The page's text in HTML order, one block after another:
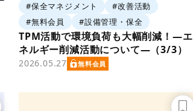
#保全マネジメント
#改善活動
#無料会員
#設備管理・保全
TPM活動で環境負荷も大幅削減！―エ
ネルギー削減活動について―（3/3）
2026.05.27 無料会員